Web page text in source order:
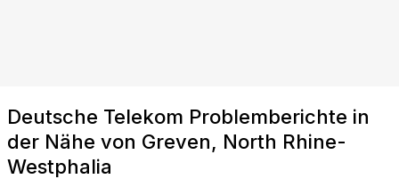
Deutsche Telekom Problemberichte in
der Nähe von Greven, North Rhine-
Westphalia